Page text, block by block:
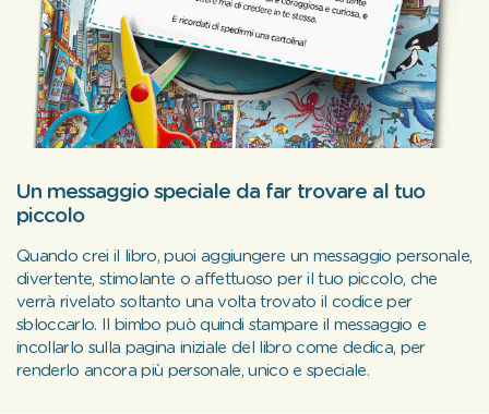
Un messaggio speciale da far trovare al tuo
piccolo
Quando crei il libro, puoi aggiungere un messaggio personale,
divertente, stimolante o affettuoso per il tuo piccolo, che
verrà rivelato soltanto una volta trovato il codice per
sbloccarlo. Il bimbo può quindi stampare il messaggio e
incollarlo sulla pagina iniziale del libro come dedica, per
renderlo ancora più personale, unico e speciale.